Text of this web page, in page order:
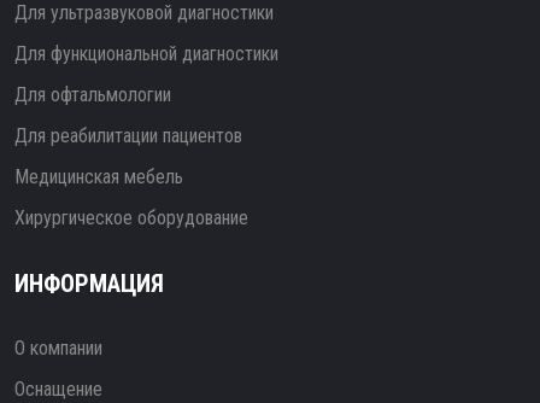
Для ультразвуковой диагностики
Для функциональной диагностики
Для офтальмологии
Для реабилитации пациентов
Медицинская мебель
Хирургическое оборудование
ИНФОРМАЦИЯ
О компании
Оснащение